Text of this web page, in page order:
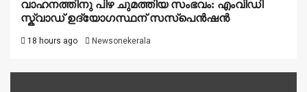
വാഹനത്തിനു പിഴ ചുമത്തിയ സംഭവം: എംവിഡി
സ്ക്വാഡ് ഉദ്യോഗസ്ഥന് സസ്പെൻഷൻ
18 hours ago Newsonekerala